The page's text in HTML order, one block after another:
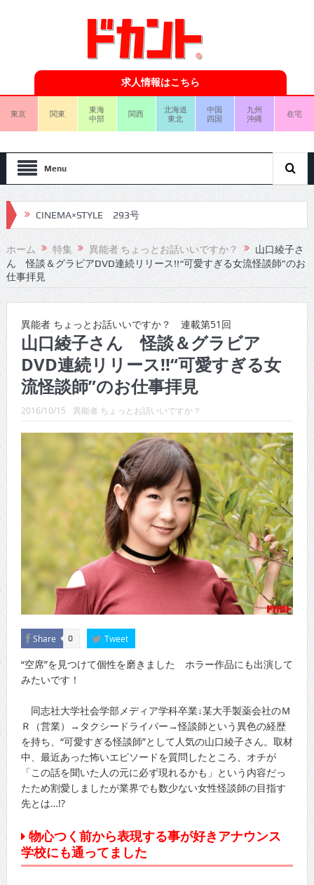
求人情報はこちら
東京 関東
東海
中部
関西
北海道
東北
中国
四国
九州
沖縄
在宅
Menu
CINEMA×STYLE 293号
CINEMA×STYLE 292号
CINEMA×STYLE 291号
CINEMA×STYLE 290号
CINEMA×STYLE 288号
CINEMA×STYLE 287号
CINEMA×STYLE 286号
CINEMA×STYLE 285号
CINEMA×STYLE 294号
ホーム 特集 異能者 ちょっとお話いいですか？
山口綾子さ
ん 怪談＆グラビアDVD連続リリース!!“可愛すぎる女流怪談師”のお
仕事拝見
異能者 ちょっとお話いいですか？ 連載第51回
山口綾子さん 怪談＆グラビア
DVD連続リリース!!“可愛すぎる女
流怪談師”のお仕事拝見
2016/10/15 異能者 ちょっとお話いいですか？
Share 0 Tweet
“空席”を見つけて個性を磨きました ホラー作品にも出演して
みたいです！
同志社大学社会学部メディア学科卒業↓某大手製薬会社のＭ
Ｒ（営業）→タクシードライバー→怪談師という異色の経歴
を持ち、“可愛すぎる怪談師”として人気の山口綾子さん。取材
中、最近あった怖いエピソードを質問したところ、オチが
「この話を聞いた人の元に必ず現れるかも」という内容だっ
たため割愛しましたが業界でも数少ない女性怪談師の目指す
先とは…!?
物心つく前から表現する事が好きアナウンス
学校にも通ってました